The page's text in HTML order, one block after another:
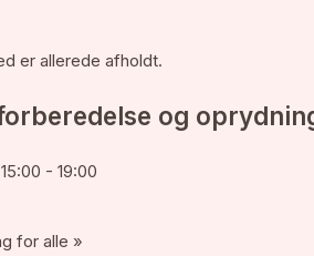
er allerede afholdt.
og
- 19:00
for alle »